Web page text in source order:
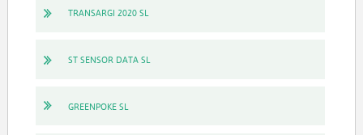
TRANSARGI 2020 SL
ST SENSOR DATA SL
GREENPOKE SL